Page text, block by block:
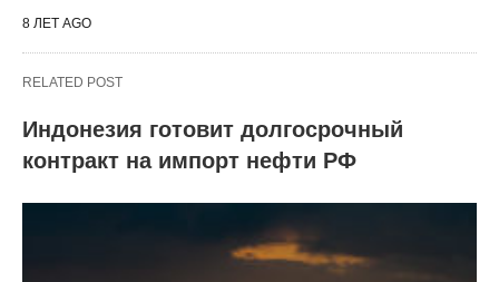
8 ЛЕТ AGO
RELATED POST
Индонезия готовит долгосрочный
контракт на импорт нефти РФ